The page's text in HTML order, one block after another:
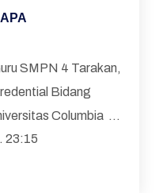
SMPN 4 Tarakan,
Bidang
Columbia
diskusi dan
23:15